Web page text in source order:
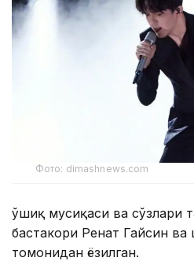
Фото: dimashnews.com
Қўшиқ мусиқаси ва сўзлари
бастакори Ренат Гайсин ва
томонидан ёзилган.